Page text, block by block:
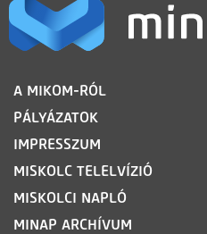
LÁBLÉC
A MIKOM-RÓL
PÁLYÁZATOK
IMPRESSZUM
MISKOLC TELELVÍZIÓ
MISKOLCI NAPLÓ
MINAP ARCHÍVUM